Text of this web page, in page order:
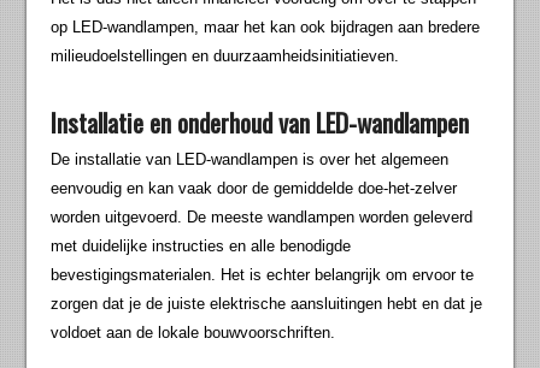
op LED-wandlampen, maar het kan ook bijdragen aan bredere
milieudoelstellingen en duurzaamheidsinitiatieven.
Installatie en onderhoud van LED-wandlampen
De installatie van LED-wandlampen is over het algemeen
eenvoudig en kan vaak door de gemiddelde doe-het-zelver
worden uitgevoerd. De meeste wandlampen worden geleverd
met duidelijke instructies en alle benodigde
bevestigingsmaterialen. Het is echter belangrijk om ervoor te
zorgen dat je de juiste elektrische aansluitingen hebt en dat je
voldoet aan de lokale bouwvoorschriften.